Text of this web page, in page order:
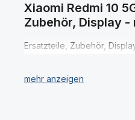
Xiaomi Redmi 10
Zubehör, Display -
Ersatzteile, Zubehör,